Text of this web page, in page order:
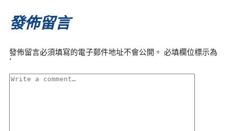
發佈留言
發佈留言必須填寫的電子郵件地址不會公開。 必填欄位標示為
*